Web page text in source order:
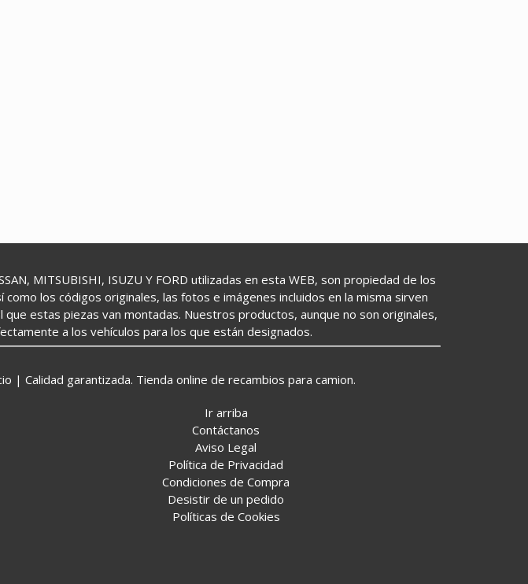
MITSUBISHI, ISUZU Y FORD utilizadas en esta WEB, son propiedad de los
los códigos originales, las fotos e imágenes incluidos en la misma sirven
estas piezas van montadas. Nuestros productos, aunque no son originales,
a los vehículos para los que están designados.
| Calidad garantizada. Tienda online de recambios para camion.
Ir arriba
Contáctanos
Aviso Legal
Política de Privacidad
Condiciones de Compra
Desistir de un pedido
Políticas de Cookies